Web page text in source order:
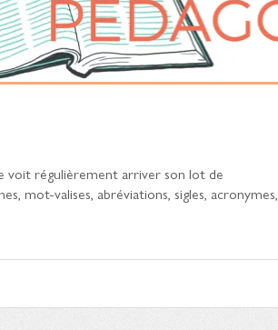
voit régulièrement arriver son lot de
mot-valises, abréviations, sigles, acronymes,